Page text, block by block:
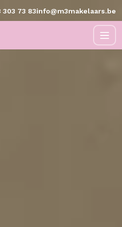
303 73 83info@m3makelaars.be